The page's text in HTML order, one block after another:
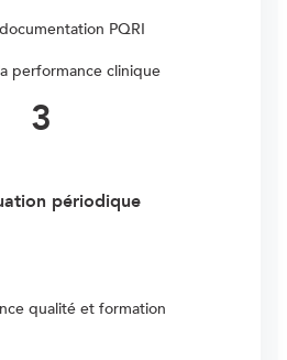
PQRI
performance clinique
3
périodique
qualité et formation